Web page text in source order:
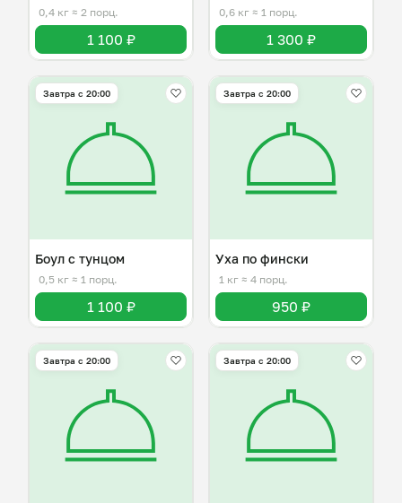
0,4 кг ≈ 2 порц.
1 100 ₽
0,6 кг ≈ 1 порц.
1 300 ₽
Завтра c 20:00
Боул с тунцом
0,5 кг ≈ 1 порц.
1 100 ₽
Завтра c 20:00
Уха по фински
1 кг ≈ 4 порц.
950 ₽
Завтра c 20:00 Завтра c 20:00